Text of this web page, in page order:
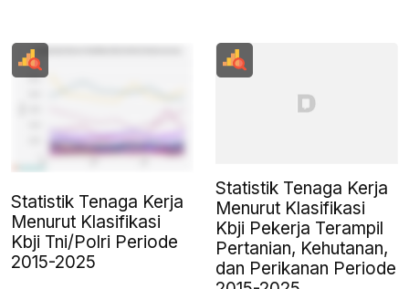
Statistik Tenaga Kerja
Menurut Klasifikasi
Kbji Tni/Polri Periode
2015-2025
Statistik Tenaga Kerja
Menurut Klasifikasi
Kbji Pekerja Terampil
Pertanian, Kehutanan,
dan Perikanan Periode